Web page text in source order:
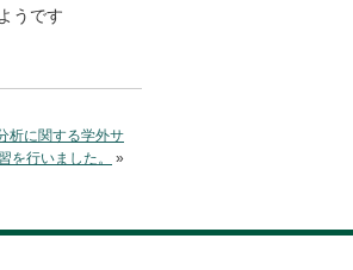
うです
析に関する学外サ
を行いました。
»